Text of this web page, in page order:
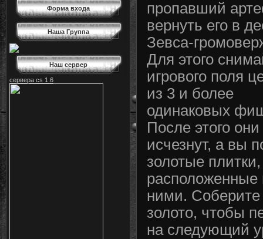
Форма входа
Наша Группа
Наш сервер
сервера cs 1.6
пропавший
вернуть его в
Зевса-
Для этого
игрового поля
из 3 и более
одинаковых
После этого они
исчезнут, а вы
золотые плитки,
расположенные
ними. Соберите
золото, чтобы
на следующий